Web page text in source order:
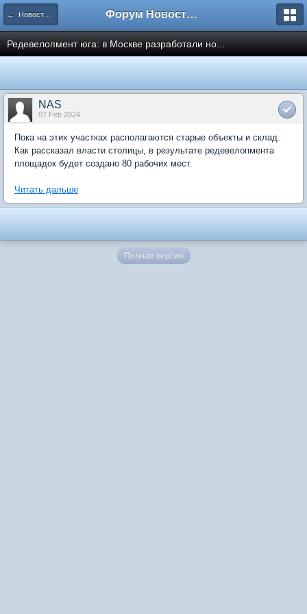
← Новости рынка недвижимости Форум Новостройки
Редевелопмент юга: в Москве разработали но...
NAS
07 Feb 2024
Пока на этих участках располагаются старые объекты и склад.
Как рассказал власти столицы, в результате редевелопмента
площадок будет создано 80 рабочих мест.
Читать дальше
Полная версия